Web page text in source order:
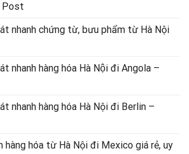
Post
nhanh chứng từ, bưu phẩm từ Hà Nội
nhanh hàng hóa Hà Nội đi Angola –
nhanh hàng hóa Hà Nội đi Berlin –
hàng hóa từ Hà Nội đi Mexico giá rẻ, uy